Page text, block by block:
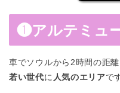
❶アルテミュ
車でソウルから2時間の距
若い世代に 人気のエリアで